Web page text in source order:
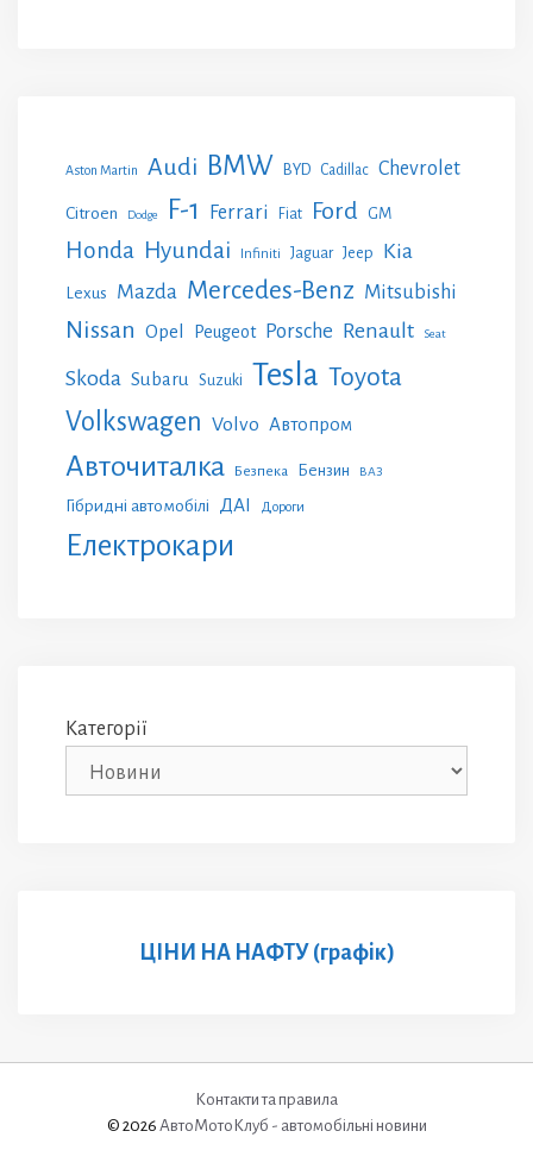
Aston Martin Audi BMW BYD Cadillac Chevrolet
Citroen Dodge F-1 Ferrari Fiat Ford GM
Honda Hyundai Infiniti Jaguar Jeep Kia
Lexus Mazda Mercedes-Benz Mitsubishi
Nissan Opel Peugeot Porsche Renault Seat
Skoda Subaru Suzuki Tesla Toyota
Volkswagen Volvo Автопром
Авточиталка Безпека Бензин ВАЗ
Гібридні автомобілі ДАІ Дороги
Електрокари
Категорії
ЦІНИ НА НАФТУ (графік)
Контакти та правила
© 2026 АвтоМотоКлуб - автомобільні новини